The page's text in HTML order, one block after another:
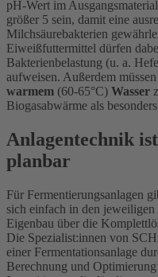
pH-Wert im
größer 5 sein, damit eine
Milchsäurebakterien
Eiweißfuttermittel dürfen
Bakterienbelastung (u. a.
aufweisen. Außerdem
warmem (60-65°C) Wasser
Biogasabwärme als
Anlagentechnik
planbar
Für Fermentierungsanlagen
sich einfach in den
Eigenbau über die
Die Spezialist:innen von
einer Fermentationsanlage
Berechnung und